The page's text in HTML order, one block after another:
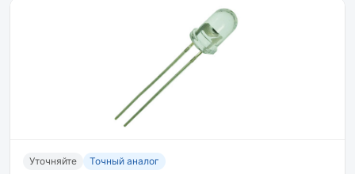
Уточняйте Точный аналог